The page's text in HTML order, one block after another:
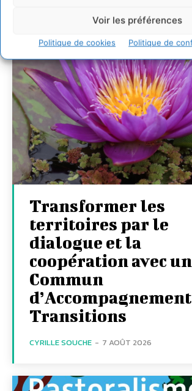
Voir les préférences
Politique de cookies Politique de
Transformer les
territoires par le
dialogue et la
coopération avec un
Commun
Transitions
CYRILLE SOUCHE - 7 AOÛT 2026